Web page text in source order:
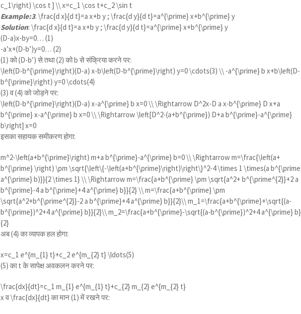
c_1\right) \cos t ] \\ x=c_1 \cos t+c_2 \sin t
Example:3.\frac{d x}{d t}=a x+b y ; \frac{d y}{d t}=a^{\prime} x+b^{\prime} y
Solution:\frac{d x}{d t}=a x+b y ; \frac{d y}{d t}=a^{\prime} x+b^{\prime} y
(D-a)x-by=0… (1)
-a’x+(D-b’)y=0… (2)
(1) को (D-b’) से तथा (2) को b से संक्रिया करने पर:
\left(D-b^{\prime}\right)(D-a) x-b\left(D-b^{\prime}\right) y=0 \cdots(3) \\ -a^{\prime} b x+b\left(D-
b^{\prime}\right) y=0 \cdots(4)
(3) व (4) को जोड़ने पर:
\left(D-b^{\prime}\right)(D-a) x-a^{\prime} b x=0 \\ \Rightarrow D^2x-D a x-b^{\prime} D x+a
b^{\prime} x-a^{\prime} b x=0 \\ \Rightarrow \left[D^2-(a+b^{\prime}) D+a b^{\prime}-a^{\prime}
b\right] x=0
इसका सहायक समीकरण होगा:
m^2-\left(a+b^{\prime}\right) m+a b^{\prime}-a^{\prime} b=0 \\ \Rightarrow m=\frac{\left(a+
b^{\prime} \right) \pm \sqrt{\left\{-\left(a+b^{\prime}\right)\right\}^2-4 \times 1 \times(a
a^{\prime} b)}}{2 \times 1} \\ \Rightarrow m=\frac{a+b^{\prime} \pm \sqrt{a^2+ b^{\prime^{2}}+2 a
b^{\prime}-4 a b^{\prime}+4 a^{\prime} b}}{2} \\ m=\frac{a+b^{\prime} \pm
\sqrt{a^2+b^{\prime^{2}}-2 a b^{\prime}+4 a^{\prime} b}}{2}\\ m_1=\frac{a+b^{\prime}+\sqrt{(a-
b^{\prime})^2+4 a^{\prime} b}}{2}\\ m_2=\frac{a+b^{\prime}-\sqrt{(a-b^{\prime})^2+4 a^{\prime}
{2}
अब (4) का व्यापक हल होगा:
x=c_1 e^{m_{1} t}+c_2 e^{m_{2} t} \ldots(5)
(5) का t के सापेक्ष अवकलन करने पर:
\frac{dx}{dt}=c_1 m_{1} e^{m_{1} t}+c_{2} m_{2} e^{m_{2} t}
x व\frac{dx}{dt}का मान (1) में रखने पर: